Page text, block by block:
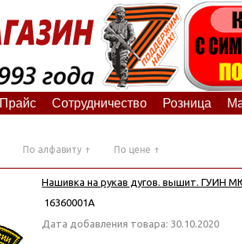
Прайс Сотрудничество Розница
По алфавиту По цене
Нашивка на рукав дугов. вышит. ГУИН
16360001А
Дата добавления товара: 30.10.2020